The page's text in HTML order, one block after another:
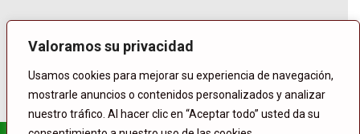
Valoramos su privacidad
Usamos cookies para mejorar su experiencia de navegación,
mostrarle anuncios o contenidos personalizados y analizar
nuestro tráfico. Al hacer clic en “Aceptar todo” usted da su